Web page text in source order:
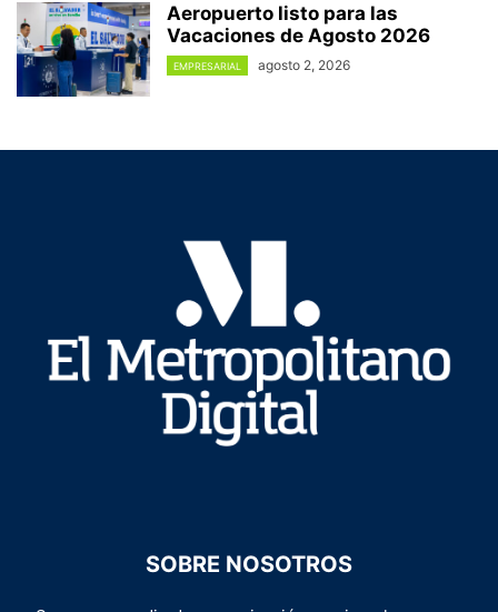
Aeropuerto listo para las
Vacaciones de Agosto 2026
EMPRESARIAL agosto 2, 2026
SOBRE NOSOTROS